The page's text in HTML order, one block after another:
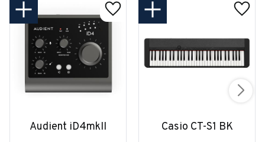
Audient iD4mkII Casio CT-S1 BK